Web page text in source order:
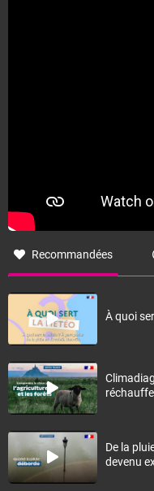
Recommandées
À quoi
De la
devenu